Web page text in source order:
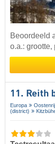
Beoordeeld
o.a.: grootte,
11. Reith
Europa
(district)